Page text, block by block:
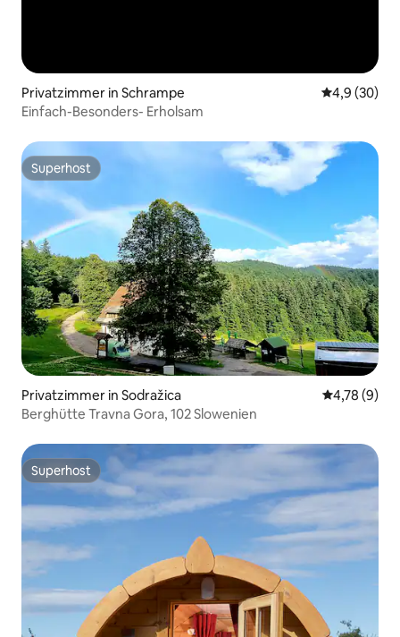
Privatzimmer in Schrampe
4,9 (30)
Einfach-Besonders- Erholsam
Superhost
Superhost
Privatzimmer in Sodražica
4,78 (9)
Berghütte Travna Gora, 102 Slowenien
Superhost
Superhost